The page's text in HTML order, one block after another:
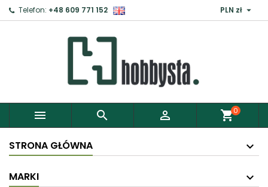
Telefon: +48 609 771 152 PLN zł 
   shopping_cart0
STRONA GŁÓWNA
MARKI